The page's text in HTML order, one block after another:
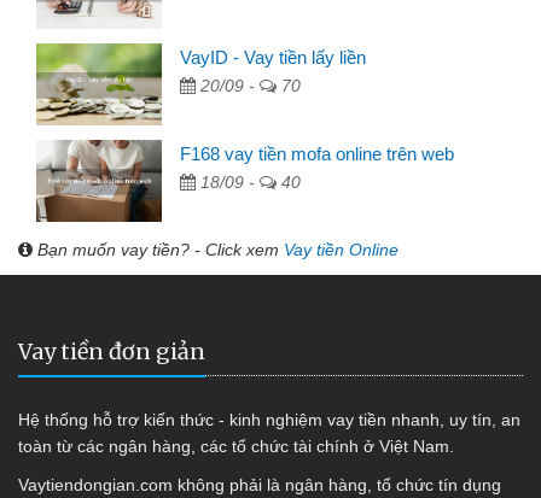
VayID - Vay tiền lấy liền
20/09 - 70
F168 vay tiền mofa online trên web
18/09 - 40
Bạn muốn vay tiền? - Click xem Vay tiền Online
Vay tiền đơn giản
Hệ thống hỗ trợ kiến thức - kinh nghiệm vay tiền nhanh, uy tín, an
toàn từ các ngân hàng, các tổ chức tài chính ở Việt Nam.
Vaytiendongian.com không phải là ngân hàng, tổ chức tín dụng